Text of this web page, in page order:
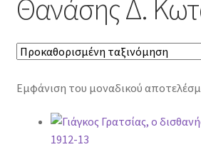
Συχνές Ερωτήσεις
Επικοινωνία
Θανάσης Δ.
Εμφάνιση του μοναδικού